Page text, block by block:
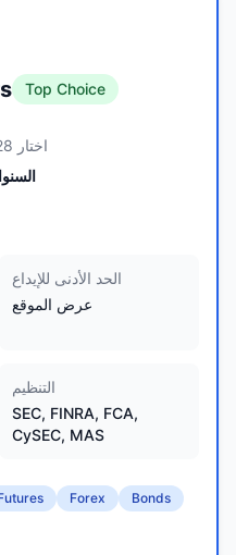
Top Choice
اختار 282,528 من المتداولين هذا الوسيط
الحد الأدنى للإيداع
عرض الموقع
التنظيم
SEC, FINRA, FCA,
CySEC, MAS
Forex
Bonds